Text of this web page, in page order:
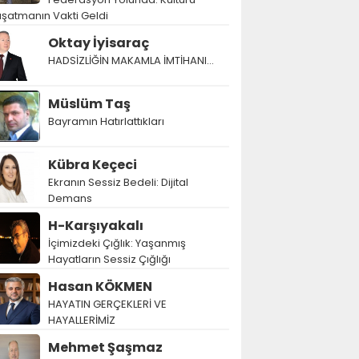
Vakti Geldi
Oktay İyisaraç
HADSİZLİĞİN MAKAMLA İMTİHANI…
Müslüm Taş
Bayramın Hatırlattıkları
Kübra Keçeci
Ekranın Sessiz Bedeli: Dijital
Demans
H-Karşıyakalı
İçimizdeki Çığlık: Yaşanmış
Hayatların Sessiz Çığlığı
Hasan KÖKMEN
HAYATIN GERÇEKLERİ VE
HAYALLERİMİZ
Mehmet Şaşmaz